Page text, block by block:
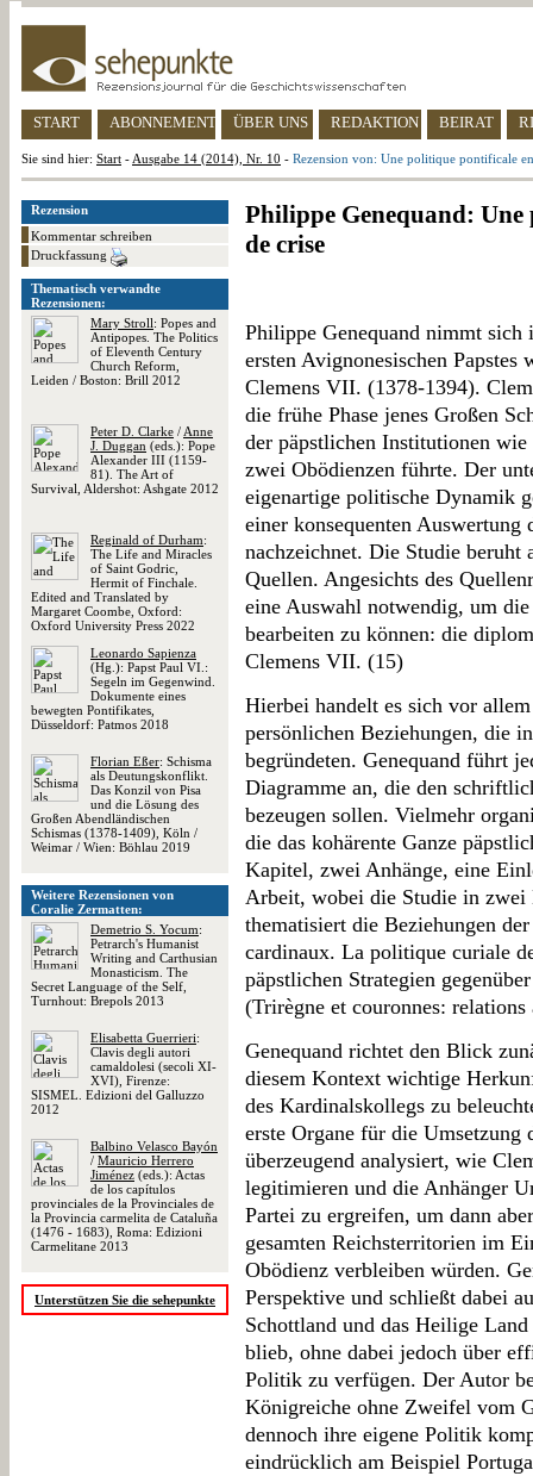
START ABONNEMENT ÜBER UNS REDAKTION BEIRAT
Sie sind hier: Start - Ausgabe 14 (2014), Nr. 10 - Rezension von: Une politique pontificale
Rezension
Kommentar schreiben
Druckfassung
Thematisch verwandte
Rezensionen:
Mary Stroll: Popes and
Antipopes. The Politics
of Eleventh Century
Church Reform,
Leiden / Boston: Brill 2012
Peter D. Clarke / Anne
J. Duggan (eds.): Pope
Alexander III (1159-
81). The Art of
Survival, Aldershot: Ashgate 2012
Reginald of Durham:
The Life and Miracles
of Saint Godric,
Hermit of Finchale.
Edited and Translated by
Margaret Coombe, Oxford:
Oxford University Press 2022
Leonardo Sapienza
(Hg.): Papst Paul VI.:
Segeln im Gegenwind.
Dokumente eines
bewegten Pontifikates,
Düsseldorf: Patmos 2018
Florian Eßer: Schisma
als Deutungskonflikt.
Das Konzil von Pisa
und die Lösung des
Großen Abendländischen
Schismas (1378-1409), Köln /
Weimar / Wien: Böhlau 2019
Weitere Rezensionen von
Coralie Zermatten:
Demetrio S. Yocum:
Petrarch's Humanist
Writing and Carthusian
Monasticism. The
Secret Language of the Self,
Turnhout: Brepols 2013
Elisabetta Guerrieri:
Clavis degli autori
camaldolesi (secoli XI-
XVI), Firenze:
SISMEL. Edizioni del Galluzzo
2012
Balbino Velasco Bayón
/ Mauricio Herrero
Jiménez (eds.): Actas
de los capítulos
provinciales de la Provinciales de
la Provincia carmelita de Cataluña
(1476 - 1683), Roma: Edizioni
Carmelitane 2013
Unterstützen Sie die sehepunkte
Philippe Genequand:
de crise
Philippe Genequand nimmt
ersten Avignonesischen Papstes
Clemens VII. (1378-1394).
die frühe Phase jenes Großen
der päpstlichen Institutionen
zwei Obödienzen führte. Der
eigenartige politische Dynamik
einer konsequenten
nachzeichnet. Die Studie
Quellen. Angesichts des
eine Auswahl notwendig, um
bearbeiten zu können: die
Clemens VII. (15)
Hierbei handelt es sich vor
persönlichen Beziehungen, die
begründeten. Genequand führt
Diagramme an, die den
bezeugen sollen. Vielmehr
die das kohärente Ganze
Kapitel, zwei Anhänge, eine
Arbeit, wobei die Studie in
thematisiert die Beziehungen
cardinaux. La politique curiale
päpstlichen Strategien
(Trirègne et couronnes: relations
Genequand richtet den Blick
diesem Kontext wichtige
des Kardinalskollegs zu
erste Organe für die
überzeugend analysiert, wie
legitimieren und die Anhänger
Partei zu ergreifen, um dann
gesamten Reichsterritorien im
Obödienz verbleiben würden.
Perspektive und schließt dabei
Schottland und das Heilige
blieb, ohne dabei jedoch über
Politik zu verfügen. Der Autor
Königreiche ohne Zweifel vom
dennoch ihre eigene Politik
eindrücklich am Beispiel